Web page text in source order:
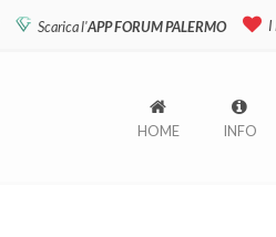
Scarica l'APP FORUM PALERMO I
HOME INFO